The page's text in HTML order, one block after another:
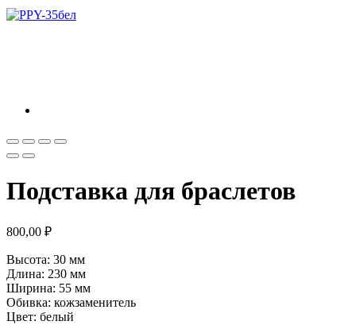
Подставка для браслетов
800,00 ₽
Высота: 30 мм
Длина: 230 мм
Ширина: 55 мм
Обивка: кожзаменитель
Цвет: белый